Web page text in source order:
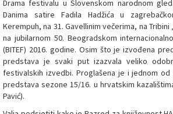
Drama festivalu u Slovenskom narodnom
Danima satire Fadila Hadžića u
Kerempuh, na 31. Gavellinim večerima, na
na jubilarnom 50. Beogradskom
(BITEF) 2016. godine. Osim što je izvođena
predstava je svaki put izazvala veliko
festivalskih izvedbi. Proglašena je i jednom od
predstava sezone 15/16. u hrvatskim
Pavić).